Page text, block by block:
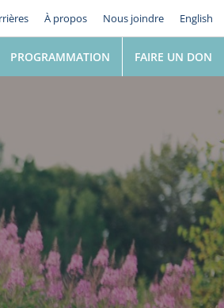
À propos Nous joindre English
PROGRAMMATION FAIRE UN DON